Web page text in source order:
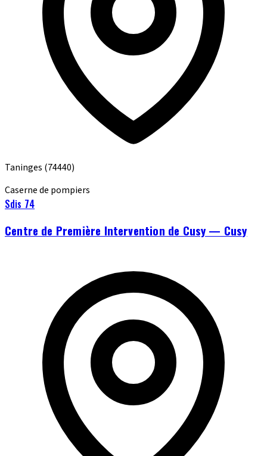
Taninges (74440)
Caserne de pompiers
Sdis 74
Centre de Première Intervention de Cusy — Cusy